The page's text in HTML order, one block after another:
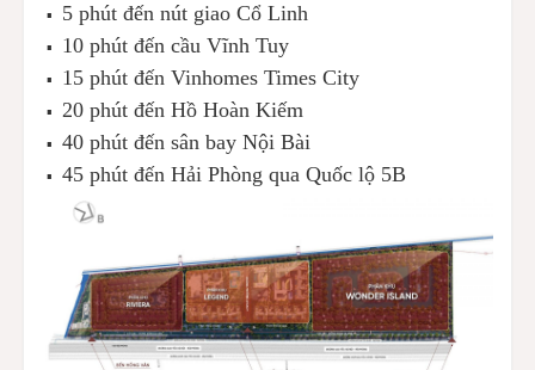
▪️ 5 phút đến nút giao Cổ Linh
▪️ 10 phút đến cầu Vĩnh Tuy
▪️ 15 phút đến Vinhomes Times City
▪️20 phút đến Hồ Hoàn Kiếm
▪️40 phút đến sân bay Nội Bài
▪️45 phút đến Hải Phòng qua Quốc lộ 5B